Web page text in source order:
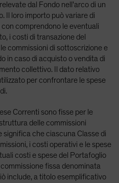
dal Fondo nell'arco di un
Il loro importo può variare di
comprendono le eventuali
i costi di transazione del
commissioni di sottoscrizione e
in caso di acquisto o vendita di
collettivo. Il dato relativo
per confrontare le spese
Correnti sono fisse per le
delle commissioni
significa che ciascuna Classe di
i costi operativi e le spese
costi e spese del Portafoglio
fissa denominata
include, a titolo esemplificativo